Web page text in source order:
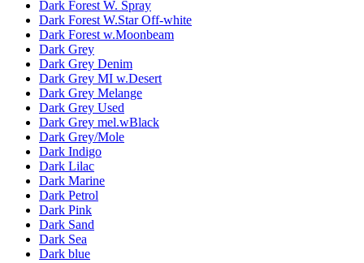
Dark Forest W. Spray
Dark Forest W.Star Off-white
Dark Forest w.Moonbeam
Dark Grey
Dark Grey Denim
Dark Grey MI w.Desert
Dark Grey Melange
Dark Grey Used
Dark Grey mel.wBlack
Dark Grey/Mole
Dark Indigo
Dark Lilac
Dark Marine
Dark Petrol
Dark Pink
Dark Sand
Dark Sea
Dark blue